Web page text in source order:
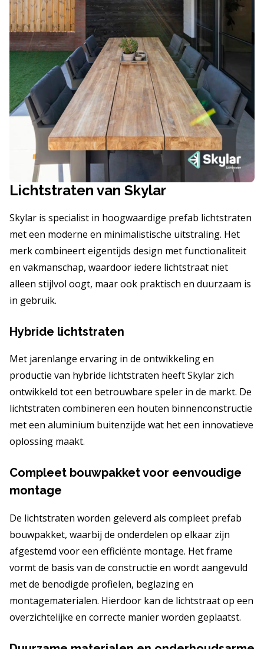
Lichtstraten van Skylar
Skylar is specialist in hoogwaardige prefab lichtstraten
met een moderne en minimalistische uitstraling. Het
merk combineert eigentijds design met functionaliteit
en vakmanschap, waardoor iedere lichtstraat niet
alleen stijlvol oogt, maar ook praktisch en duurzaam is
in gebruik.
Hybride lichtstraten
Met jarenlange ervaring in de ontwikkeling en
productie van hybride lichtstraten heeft Skylar zich
ontwikkeld tot een betrouwbare speler in de markt. De
lichtstraten combineren een houten binnenconstructie
met een aluminium buitenzijde wat het een innovatieve
oplossing maakt.
Compleet bouwpakket voor eenvoudige
montage
De lichtstraten worden geleverd als compleet prefab
bouwpakket, waarbij de onderdelen op elkaar zijn
afgestemd voor een efficiënte montage. Het frame
vormt de basis van de constructie en wordt aangevuld
met de benodigde profielen, beglazing en
montagematerialen. Hierdoor kan de lichtstraat op een
overzichtelijke en correcte manier worden geplaatst.